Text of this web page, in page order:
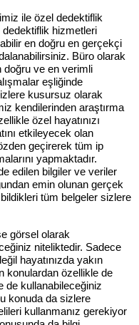
ile özel dedektiflik
hizmetleri
en doğru en gerçekçi
Büro olarak
doğru ve en verimli
eşliğinde
kusursuz olarak
kendilerinden araştırma
özel hayatınızı
etkileyecek olan
geçirerek tüm ip
yapmaktadır.
edilen bilgiler ve veriler
emin olunan gerçek
tüm belgeler sizlere
görsel olarak
niteliktedir. Sadece
hayatınızda yakın
konulardan özellikle de
de kullanabileceğiniz
konuda da sizlere
kullanmanız gerekiyor